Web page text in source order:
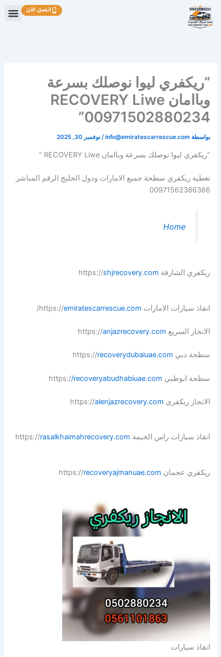
تخطي
إلى
المحتوى
اتصل الآن
“ريكفري ليوا نوصلك بسرعة
وباامان RECOVERY Liwe
00971502880234”
بواسطة info@emiratescarrescue.com
/نوفمبر 30, 2025
“ريكفري ليوا نوصلك بسرعة وباامان RECOVERY Liwe “
تغطية ريكفري سطحة جميع الامارات ودول الخليج الرقم المباشر
00971562386366
Home
ريكفري الشارقة https:// shjrecovery.com
انقاذ سيارات الامارات https:// emiratescarrescue.com
/
الانجاز السريع https:// anjazrecovery.com
سطحة دبي https:// recoverydubaiuae.com
سطحة ابوظبي https:/ /recoveryabudhabiuae.com
الانجاز ريكفري https:// alenjazrecovery.com
انقاذ سيارات راس الخيمة https:// rasalkhaimahrecovery.com
ريكفري عجمان https:// recoveryajmanuae.com
انقاذ سيارات